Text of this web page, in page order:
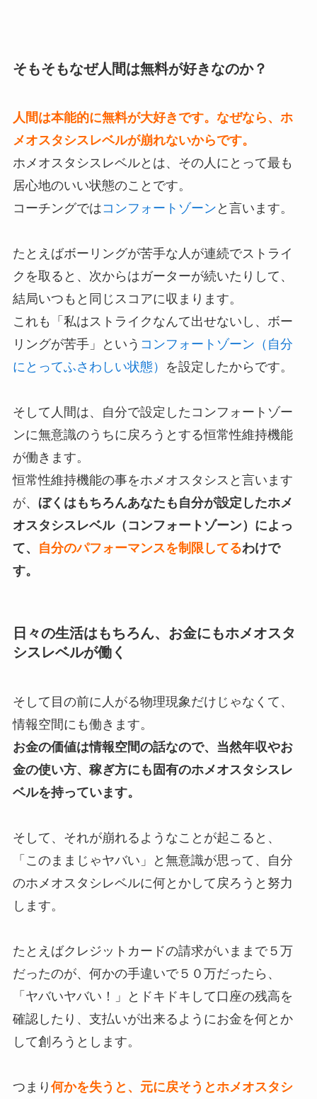
そもそもなぜ人間は無料が好きなのか？
人間は本能的に無料が大好きです。なぜなら、ホ
メオスタシスレベルが崩れないからです。
ホメオスタシスレベルとは、その人にとって最も
居心地のいい状態のことです。
コーチングではコンフォートゾーン と言います。
たとえばボーリングが苦手な人が連続でストライ
クを取ると、次からはガーターが続いたりして、
結局いつもと同じスコアに収まります。
これも「私はストライクなんて出せないし、ボー
リングが苦手」という コンフォートゾーン（自分
にとってふさわしい状態）
を設定したからです。
そして人間は、自分で設定したコンフォートゾー
ンに無意識のうちに戻ろうとする恒常性維持機能
が働きます。
恒常性維持機能の事をホメオスタシスと言います
が、 ぼくはもちろんあなたも自分が設定したホメ
オスタシスレベル（コンフォートゾーン）によっ
て、
自分のパフォーマンスを制限してるわけで
す。
日々の生活はもちろん、お金にもホメオスタ
シスレベルが働く
そして目の前に人がる物理現象だけじゃなくて、
情報空間にも働きます。
お金の価値は情報空間の話なので、当然年収やお
金の使い方、稼ぎ方にも固有のホメオスタシスレ
ベルを持っています。
そして、それが崩れるようなことが起こると、
「このままじゃヤバい」と無意識が思って、自分
のホメオスタシレベルに何とかして戻ろうと努力
します。
たとえばクレジットカードの請求がいままで５万
だったのが、何かの手違いで５０万だったら、
「ヤバいヤバい！」とドキドキして口座の残高を
確認したり、支払いが出来るようにお金を何とか
して創ろうとします。
つまり 何かを失うと、元に戻そうとホメオスタシ